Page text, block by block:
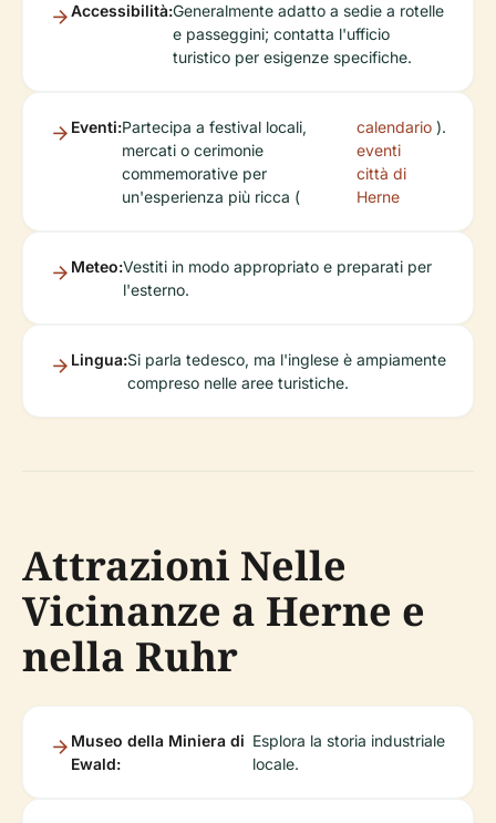
Accessibilità:Generalmente adatto a sedie a rotelle
e passeggini; contatta l'ufficio
turistico per esigenze specifiche.
Eventi:Partecipa a festival locali,
mercati o cerimonie
commemorative per
un'esperienza più ricca (
calendario
eventi
città di
Herne
).
Meteo:Vestiti in modo appropriato e preparati per
l'esterno.
Lingua:Si parla tedesco, ma l'inglese è ampiamente
compreso nelle aree turistiche.
Attrazioni Nelle
Vicinanze a Herne e
nella Ruhr
Museo della Miniera di
Ewald:
Esplora la storia industriale
locale.